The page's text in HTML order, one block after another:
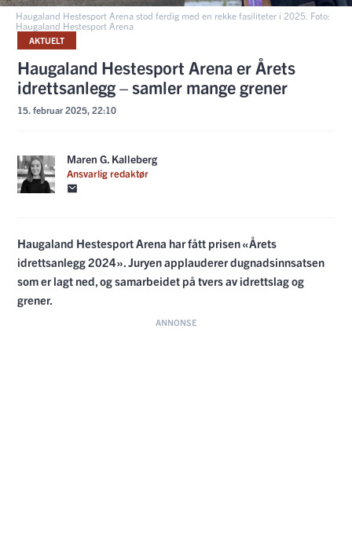
Haugaland Hestesport Arena stod ferdig med en rekke fasiliteter i 2025. Foto:
Haugaland Hestesport Arena
AKTUELT
Haugaland Hestesport Arena er Årets
idrettsanlegg – samler mange grener
15. februar 2025, 22:10
Maren G. Kalleberg
Ansvarlig redaktør
Haugaland Hestesport Arena har fått prisen «Årets
idrettsanlegg 2024». Juryen applauderer dugnadsinnsatsen
som er lagt ned, og samarbeidet på tvers av idrettslag og
grener.